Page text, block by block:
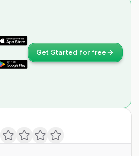
Get Started for free